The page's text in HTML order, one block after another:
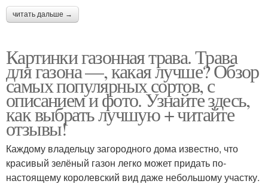
читать дальше →
Картинки газонная трава. Трава
для газона —, какая лучше? Обзор
самых популярных сортов, с
описанием и фото. Узнайте здесь,
как выбрать лучшую + читайте
отзывы!
Каждому владельцу загородного дома известно, что
красивый зелёный газон легко может придать по-
настоящему королевский вид даже небольшому участку.